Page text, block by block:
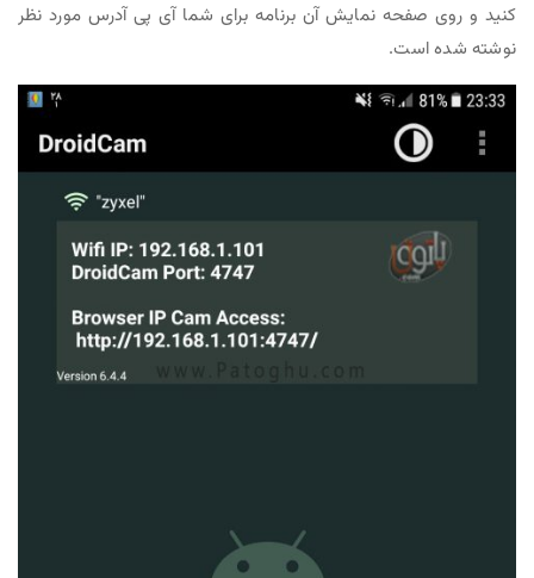
کنید و روی صفحه نمایش آن برنامه برای شما آی پی آدرس مورد نظر
نوشته شده است.